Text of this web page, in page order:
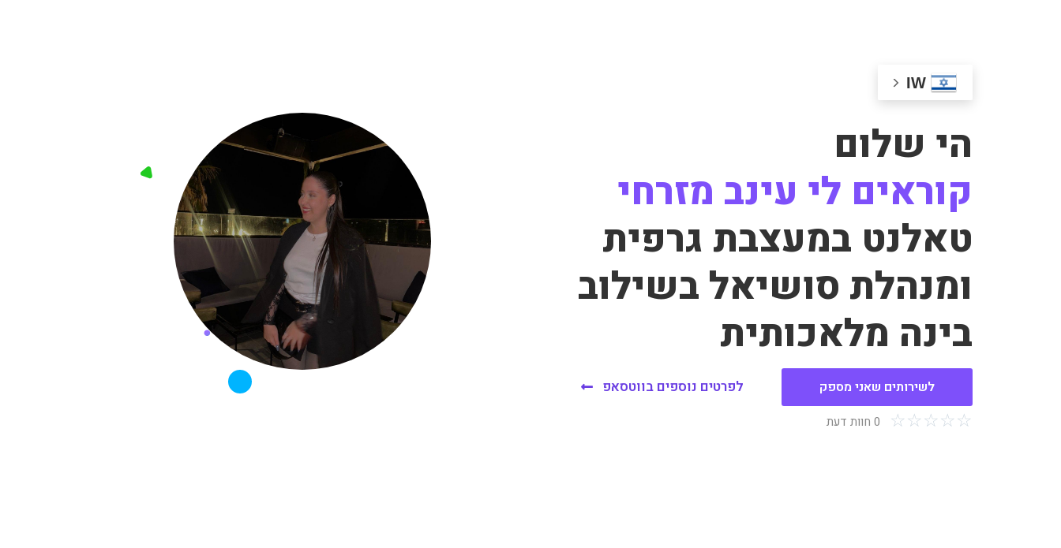
IW
הי שלום
קוראים לי עינב מזרחי
טאלנט במעצבת גרפית
ומנהלת סושיאל בשילוב
בינה מלאכותית
לשירותים שאני מספק לפרטים נוספים בווטסאפ
☆
☆
☆
☆
☆ 0 חוות דעת